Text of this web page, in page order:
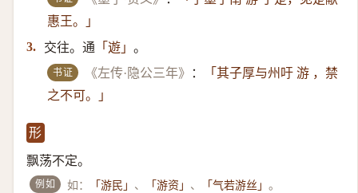
惠王。」
3.
交往。通 「遊」 。
书证 《左传·隐公三年》 ：
「其子厚与州吁 游 ，禁
之不可。」
形
飘荡不定。
例如 如： 「游民」 、 「游资」 、 「气若游丝」。